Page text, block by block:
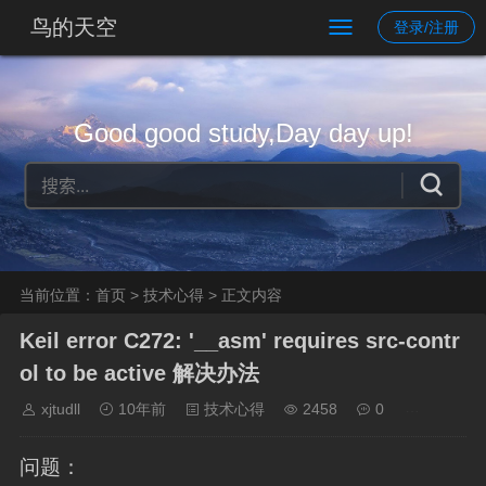
鸟的天空 登录/注册
Good good study,Day day up!
当前位置： 首页 > 技术心得 > 正文内容
Keil error C272: '__asm' requires src-contr
ol to be active 解决办法
xjtudll 10年前 技术心得 2458 0
问题：